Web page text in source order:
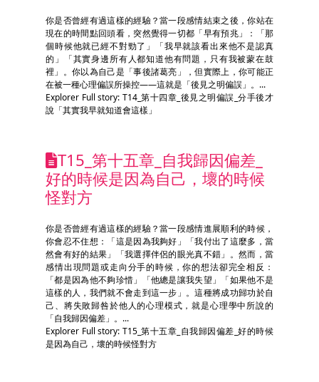
你是否曾經有過這樣的經驗？當一段感情結束之後，你站在
現在的時間點回頭看，突然覺得一切都「早有預兆」：「那
個時候他就已經不對勁了」「我早就該看出來他不是認真
的」「其實身邊所有人都知道他有問題，只有我被蒙在鼓
裡」。你以為自己是「事後諸葛亮」，但實際上，你可能正
在被一種心理偏誤所操控——這就是「後見之明偏誤」。...
Explorer Full story: T14_第十四章_後見之明偏誤_分手後才
說「其實我早就知道會這樣」
T15_第十五章_自我歸因偏差_
好的時候是因為自己，壞的時候
怪對方
你是否曾經有過這樣的經驗？當一段感情進展順利的時候，
你會忍不住想：「這是因為我夠好」「我付出了這麼多，當
然會有好的結果」「我選擇伴侶的眼光真不錯」。然而，當
感情出現問題或走向分手的時候，你的想法卻完全相反：
「都是因為他不夠珍惜」「他總是讓我失望」「如果他不是
這樣的人，我們就不會走到這一步」。這種將成功歸功於自
己、將失敗歸咎於他人的心理模式，就是心理學中所說的
「自我歸因偏差」。...
Explorer Full story: T15_第十五章_自我歸因偏差_好的時候
是因為自己，壞的時候怪對方